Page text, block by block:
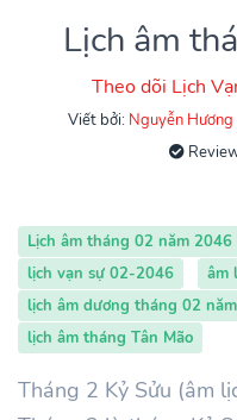
Lịch âm
Theo dõi Lịch
Viết bởi: Nguyễn Hương
Lịch âm tháng 02 năm 2046
lịch vạn sự 02-2046
âm
lịch âm dương tháng 02
lịch âm tháng Tân Mão
Tháng 2 Kỷ Sửu (âm